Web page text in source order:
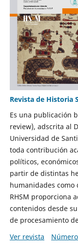
Revista de Historia
Es una publicación
review), adscrita al
Universidad de
toda contribución
políticos,
partir de distintas
humanidades como
RHSM proporciona
contenidos desde
de procesamiento
Ver revista